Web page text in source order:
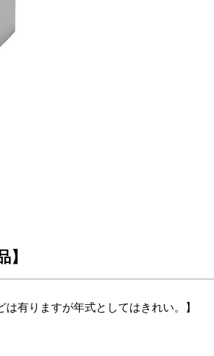
有りますが年式としてはきれい。】